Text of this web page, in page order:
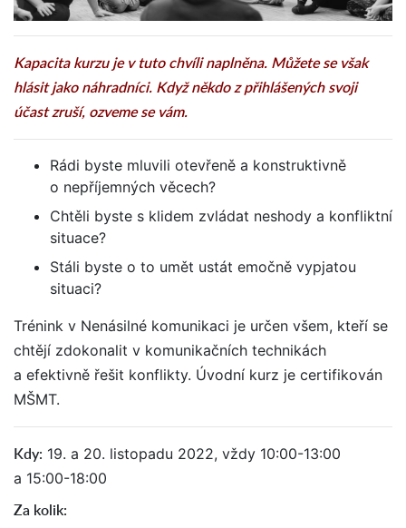
Kapacita kurzu je v tuto chvíli naplněna. Můžete se však
hlásit jako náhradníci. Když někdo z přihlášených svoji
účast zruší, ozveme se vám.
Rádi byste mluvili otevřeně a konstruktivně
o nepříjemných věcech?
Chtěli byste s klidem zvládat neshody a konfliktní
situace?
Stáli byste o to umět ustát emočně vypjatou
situaci?
Trénink v Nenásilné komunikaci je určen všem, kteří se
chtějí zdokonalit v komunikačních technikách
a efektivně řešit konflikty. Úvodní kurz je certifikován
MŠMT.
Kdy: 19. a 20. listopadu 2022, vždy 10:00-13:00
a 15:00-18:00
Za kolik: